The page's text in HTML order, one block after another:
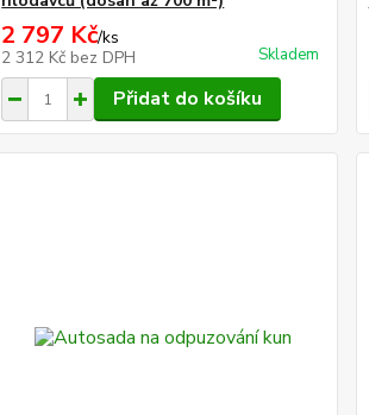
2 797 Kč/ks
2 312 Kč bez DPH Skladem
Přidat do košíku